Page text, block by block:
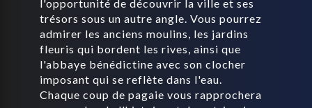
l'opportunité de découvrir la ville et ses
trésors sous un autre angle. Vous pourrez
admirer les anciens moulins, les jardins
fleuris qui bordent les rives, ainsi que
l'abbaye bénédictine avec son clocher
imposant qui se reflète dans l'eau.
Chaque coup de pagaie vous rapprochera